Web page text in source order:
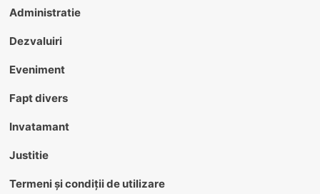
Administratie
Dezvaluiri
Eveniment
Fapt divers
Invatamant
Justitie
Termeni și condiții de utilizare